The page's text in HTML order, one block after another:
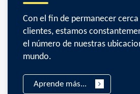
Con el fin de permanecer
clientes, estamos
el número de nuestras
mundo.
Aprende más...